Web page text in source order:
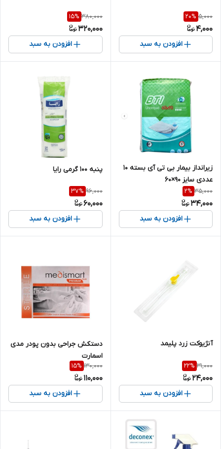
5,000
20%
4,000
افزودن به سبد
380,000
15%
320,000
افزودن به سبد
زیرانداز بیمار بی تی آی بسته 10
عددی سایز ۹۰×۶۰
35,000
2%
34,000
افزودن به سبد
پنبه 100 گرمی رایا
96,000
37%
60,000
افزودن به سبد
آنژیوکت زرد پلیمد
31,000
22%
24,000
افزودن به سبد
دستکش جراحی بدون پودر مدی
اسمارت
130,000
15%
110,000
افزودن به سبد